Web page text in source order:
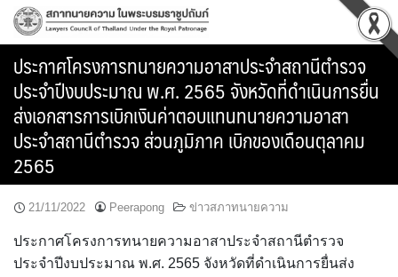
Skip
ประกาศโครงการทนายความอาสาประจำสถานีตำรวจ
ประจำปีงบประมาณ พ.ศ. 2565 จังหวัดที่ดำเนินการยื่น
ส่งเอกสารการเบิกเงินค่าตอบแทนทนายความอาสา
ประจำสถานีตำรวจ ส่วนภูมิภาค เบิกของเดือนตุลาคม
2565
21/11/2022 Peerapong ข่าวสภาทนายความ
ประกาศโครงการทนายความอาสาประจำสถานีตำรวจ
ประจำปีงบประมาณ พ.ศ. 2565 จังหวัดที่ดำเนินการยื่นส่ง